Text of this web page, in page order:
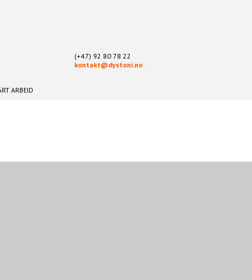
(+47) 92 80 78 22
kontakt@dystoni.no
ARBEID